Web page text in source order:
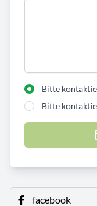
Bitte
Bitte
facebook